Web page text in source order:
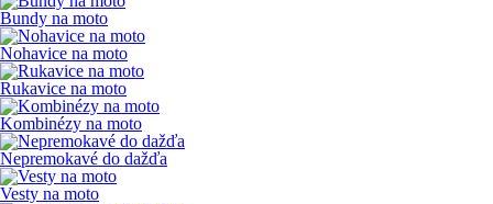
Bundy na moto
Nohavice na moto
Rukavice na moto
Kombinézy na moto
Nepremokavé do dažďa
Vesty na moto